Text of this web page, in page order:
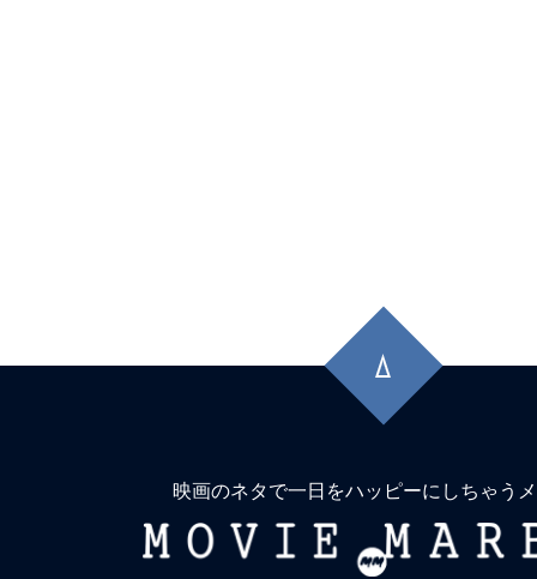
頭
に
映画のネタで一日をハッピーにしちゃう
MOVIE